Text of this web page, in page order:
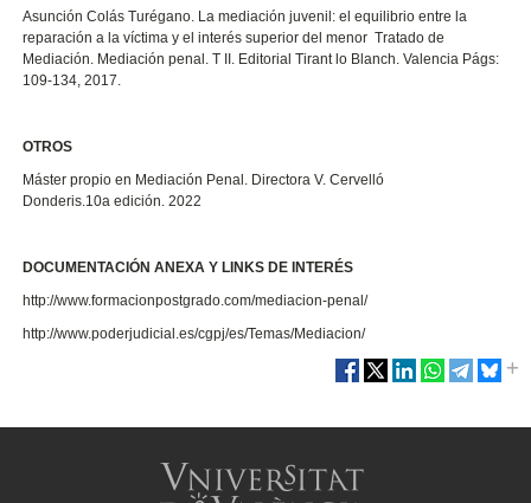
Asunción Colás Turégano. La mediación juvenil: el equilibrio entre la
reparación a la víctima y el interés superior del menor Tratado de
Mediación. Mediación penal. T II. Editorial Tirant lo Blanch. Valencia Págs:
109-134, 2017.
OTROS
Máster propio en Mediación Penal. Directora V. Cervelló
Donderis.10a edición. 2022
DOCUMENTACIÓN ANEXA Y LINKS DE INTERÉS
http://www.formacionpostgrado.com/mediacion-penal/
http://www.poderjudicial.es/cgpj/es/Temas/Mediacion/